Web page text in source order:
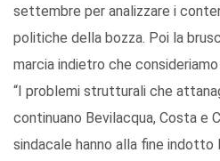
settembre per analizzare i
politiche della bozza. Poi la
marcia indietro che consideriamo
“I problemi strutturali che
continuano Bevilacqua, Costa e
sindacale hanno alla fine indotto